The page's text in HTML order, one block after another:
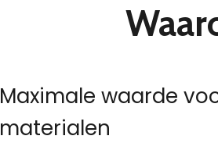
Maximale waarde
materialen